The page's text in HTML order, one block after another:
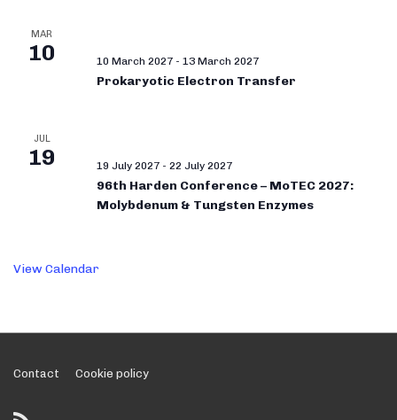
MAR
10 10 March 2027 - 13 March 2027
Prokaryotic Electron Transfer
JUL
19 19 July 2027 - 22 July 2027
96th Harden Conference – MoTEC 2027:
Molybdenum & Tungsten Enzymes
View Calendar
Footer
Menu
Contact Cookie policy